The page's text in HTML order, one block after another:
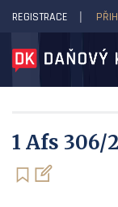
DAŇOVÝ
REGISTRACE
1 Afs 306/